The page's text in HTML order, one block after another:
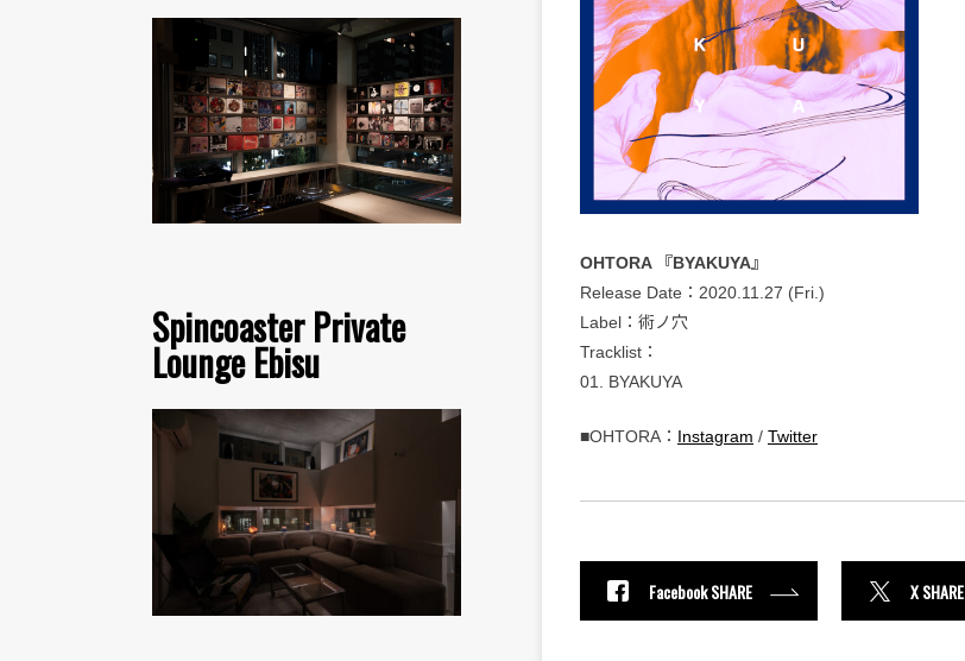
Spincoaster Private
Lounge Ebisu
OHTORA 『BYAKUYA』
Release Date：2020.11.27 (Fri.)
Label：術ノ穴
Tracklist：
01. BYAKUYA
■OHTORA： Instagram / Twitter
Facebook SHARE X SHARE